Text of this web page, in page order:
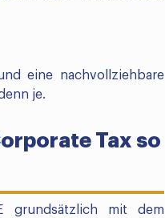
eine nachvollziehbare
je.
Tax so
grundsätzlich mit dem